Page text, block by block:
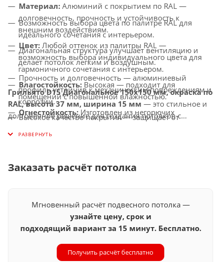
Материал: Алюминий с покрытием по RAL —
долговечность, прочность и устойчивость к
внешним воздействиям.
Цвет: Любой оттенок из палитры RAL —
возможность выбора индивидуального цвета для
гармоничного сочетания с интерьером.
Влагостойкость: Высокая — подходит для
помещений с повышенной влажностью.
Огнестойкость: Изготовлен из негорючих
материалов, соответствует современным стандартам
безопасности.
интегрируется с LED-светильниками и другими
осветительными системами.
Возможность выбора цвета по палитре RAL для
идеального сочетания с интерьером.
Диагональная структура улучшает вентиляцию и
делает потолок легким и воздушным.
Прочность и долговечность — алюминиевый
профиль устойчив к механическим повреждениям и
коррозии.
Высокое качество покрытия — защищает от
для офисов, торговых центров, медицинских
Грильято D15 Диагональное 150x150 мм, окраска по
RAL, высота 37 мм, ширина 15 мм — это стильное и
долговечное решение для создания потолков с
индивидуальность вашего интерьера.
Заказать расчёт потолка
Мгновенный расчёт подвесного потолка —
узнайте цену, срок и
подходящий вариант за 15 минут. Бесплатно.
Получить расчёт бесплатно